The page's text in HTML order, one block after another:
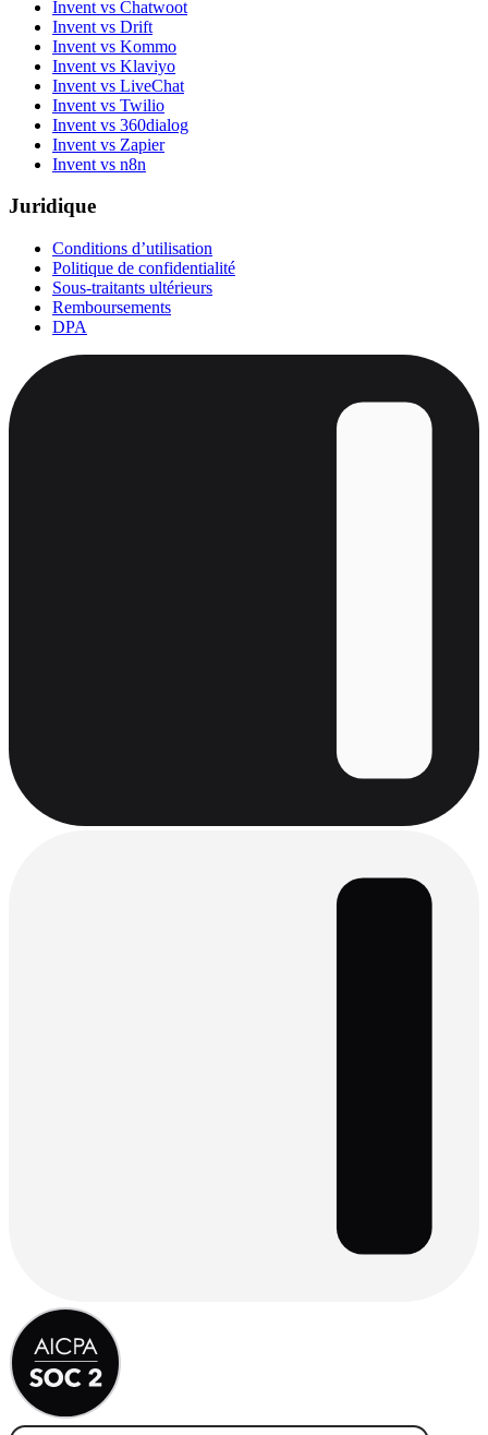
Invent vs Chatwoot
Invent vs Drift
Invent vs Kommo
Invent vs Klaviyo
Invent vs LiveChat
Invent vs Twilio
Invent vs 360dialog
Invent vs Zapier
Invent vs n8n
Juridique
Conditions d’utilisation
Politique de confidentialité
Sous-traitants ultérieurs
Remboursements
DPA